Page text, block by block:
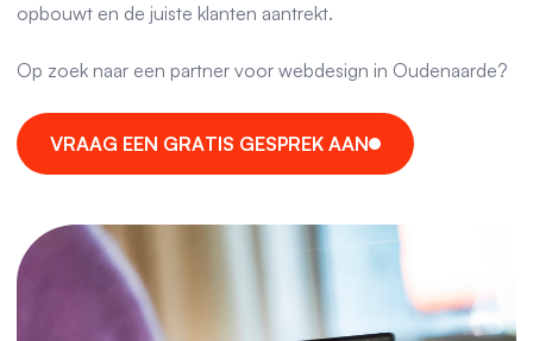
opbouwt en de juiste klanten aantrekt.
Op zoek naar een partner voor webdesign in Oudenaarde?
VRAAG EEN GRATIS GESPREK AAN